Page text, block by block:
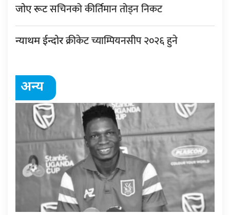
जोए रूटसचिनको कीर्तिमान तोड्न निकट
न्याथम ईन्दोरक्रीकेट च्याम्पियनसीप २०२६ हुने
अन्य